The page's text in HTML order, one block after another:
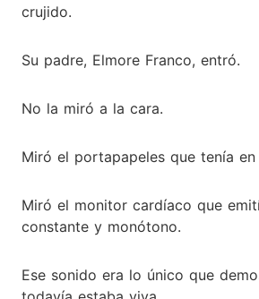
crujido.
Su padre, Elmore Franco, entró.
No la miró a la cara.
Miró el portapapeles que tenía en
Miró el monitor cardíaco que
constante y monótono.
Ese sonido era lo único que